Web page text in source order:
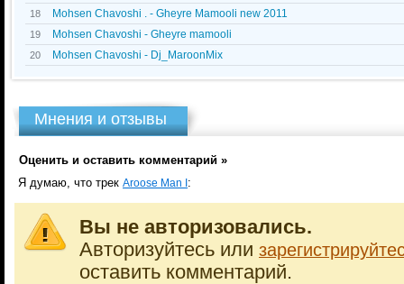
18 Mohsen Chavoshi . - Gheyre Mamooli new 2011
19 Mohsen Chavoshi - Gheyre mamooli
20 Mohsen Chavoshi - Dj_MaroonMix
Мнения и отзывы
Оценить и оставить комментарий »
Я думаю, что трек Aroose Man I :
Вы не авторизовались.
Авторизуйтесь или
оставить комментарий.